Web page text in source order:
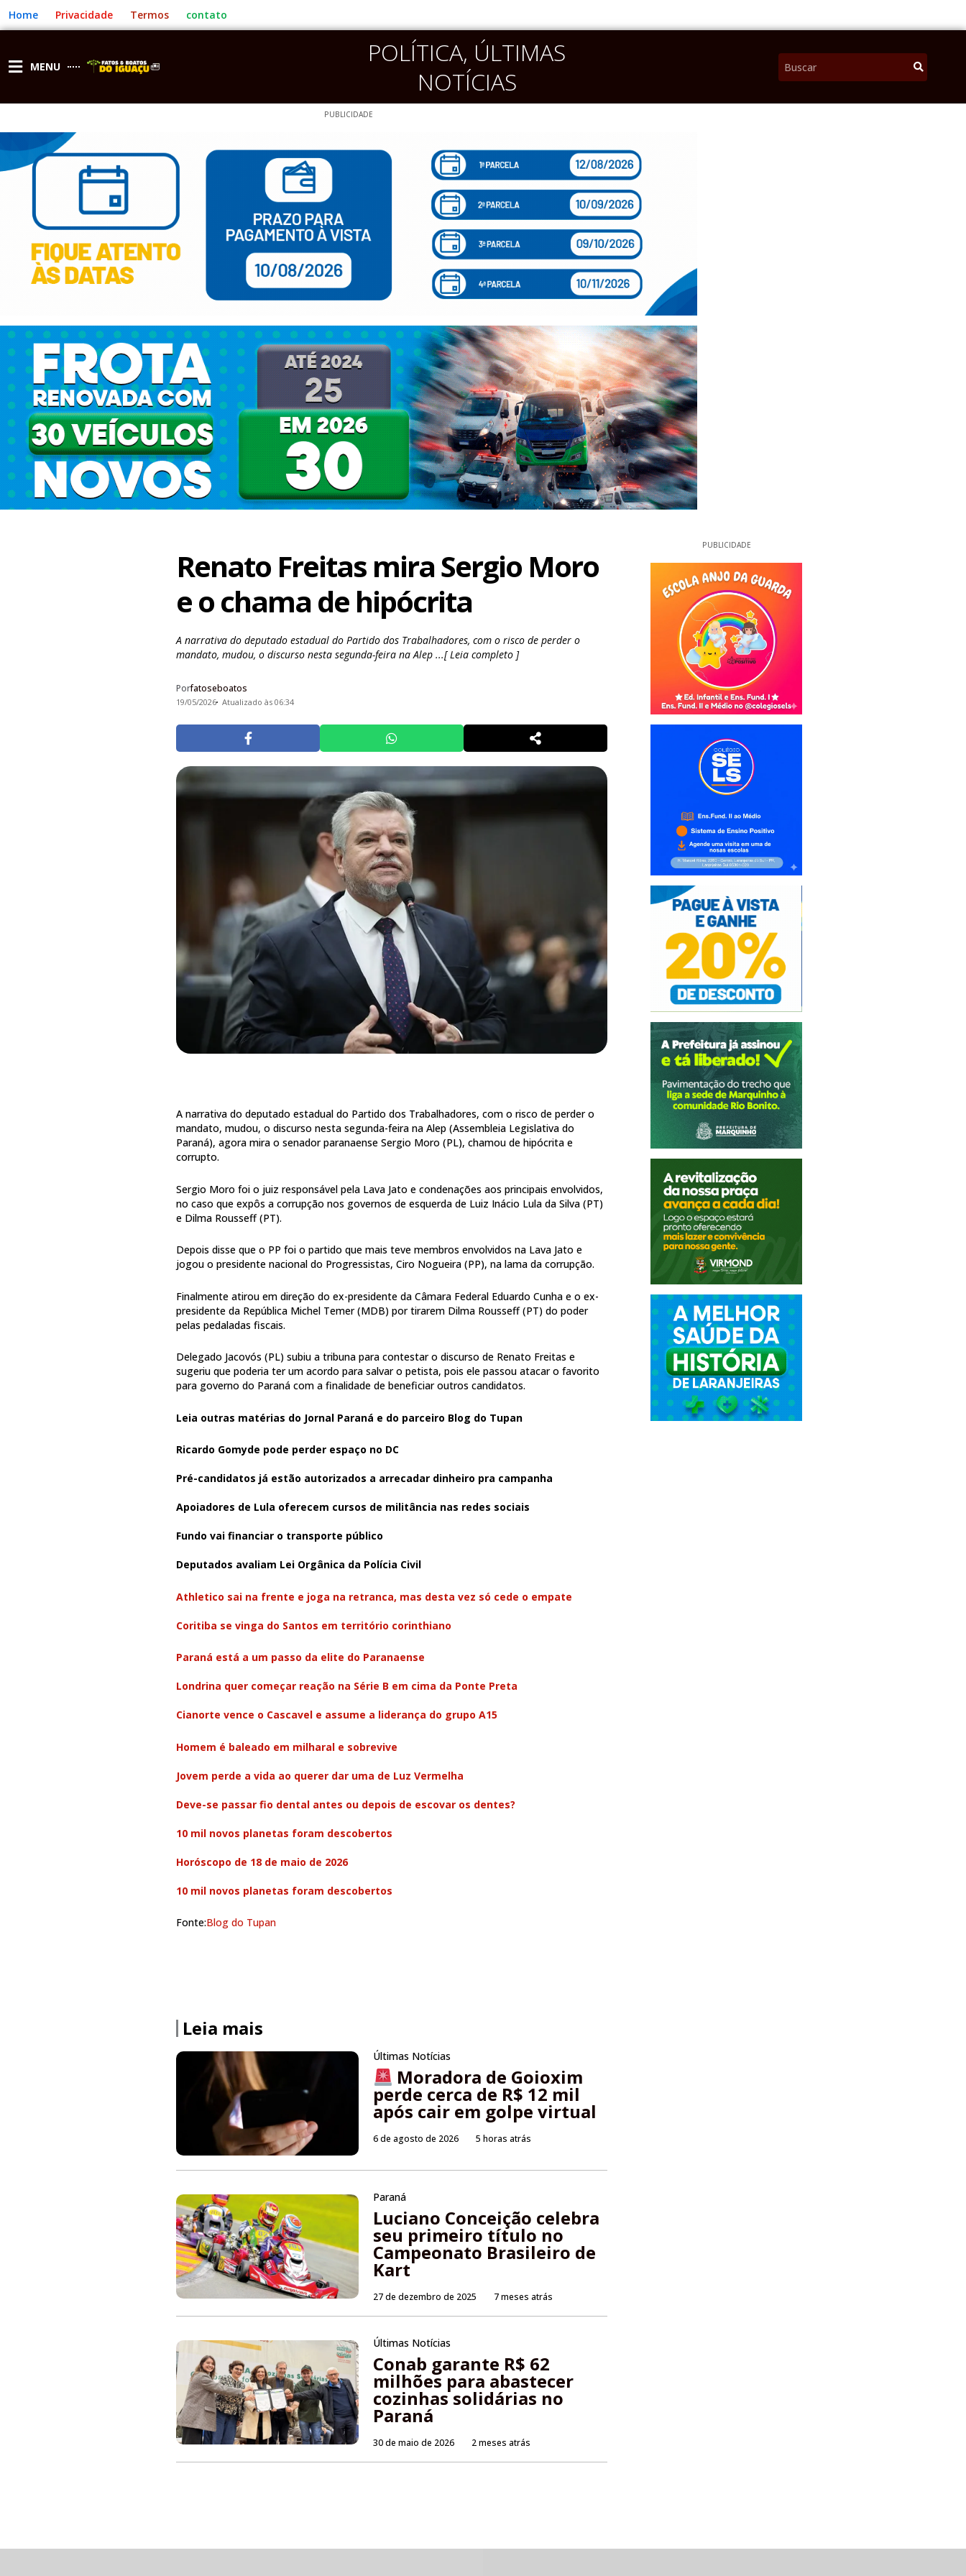
para
o
Home Privacidade Termos contato
MENU POLÍTICA, ÚLTIMAS
NOTÍCIAS
Pesquisar
PUBLICIDADE
Renato Freitas mira Sergio Moro
e o chama de hipócrita
A narrativa do deputado estadual do Partido dos Trabalhadores, com o risco de perder o
mandato, mudou, o discurso nesta segunda-feira na Alep ...[ Leia completo ]
Porfatoseboatos
19/05/2026 Atualizado às 06:34
A narrativa do deputado estadual do Partido dos Trabalhadores, com o risco de perder o
mandato, mudou, o discurso nesta segunda-feira na Alep (Assembleia Legislativa do
Paraná), agora mira o senador paranaense Sergio Moro (PL), chamou de hipócrita e
corrupto.
Sergio Moro foi o juiz responsável pela Lava Jato e condenações aos principais envolvidos,
no caso que expôs a corrupção nos governos de esquerda de Luiz Inácio Lula da Silva (PT)
e Dilma Rousseff (PT).
Depois disse que o PP foi o partido que mais teve membros envolvidos na Lava Jato e
jogou o presidente nacional do Progressistas, Ciro Nogueira (PP), na lama da corrupção.
Finalmente atirou em direção do ex-presidente da Câmara Federal Eduardo Cunha e o ex-
presidente da República Michel Temer (MDB) por tirarem Dilma Rousseff (PT) do poder
pelas pedaladas fiscais.
Delegado Jacovós (PL) subiu a tribuna para contestar o discurso de Renato Freitas e
sugeriu que poderia ter um acordo para salvar o petista, pois ele passou atacar o favorito
para governo do Paraná com a finalidade de beneficiar outros candidatos.
Leia outras matérias do Jornal Paraná e do parceiro Blog do Tupan
Ricardo Gomyde pode perder espaço no DC
Pré-candidatos já estão autorizados a arrecadar dinheiro pra campanha
Apoiadores de Lula oferecem cursos de militância nas redes sociais
Fundo vai financiar o transporte público
Deputados avaliam Lei Orgânica da Polícia Civil
Athletico sai na frente e joga na retranca, mas desta vez só cede o empate
Coritiba se vinga do Santos em território corinthiano
Paraná está a um passo da elite do Paranaense
Londrina quer começar reação na Série B em cima da Ponte Preta
Cianorte vence o Cascavel e assume a liderança do grupo A15
Homem é baleado em milharal e sobrevive
Jovem perde a vida ao querer dar uma de Luz Vermelha
Deve-se passar fio dental antes ou depois de escovar os dentes?
10 mil novos planetas foram descobertos
Horóscopo de 18 de maio de 2026
10 mil novos planetas foram descobertos
Fonte:Blog do Tupan
Leia mais
Últimas Notícias
Moradora de Goioxim
perde cerca de R$ 12 mil
após cair em golpe virtual
6 de agosto de 2026 5 horas atrás
Paraná
Luciano Conceição celebra
seu primeiro título no
Campeonato Brasileiro de
Kart
27 de dezembro de 2025 7 meses atrás
Últimas Notícias
Conab garante R$ 62
milhões para abastecer
cozinhas solidárias no
Paraná
30 de maio de 2026 2 meses atrás
PUBLICIDADE